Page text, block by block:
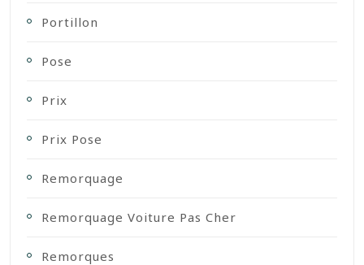
Portillon
Pose
Prix
Prix Pose
Remorquage
Remorquage Voiture Pas Cher
Remorques